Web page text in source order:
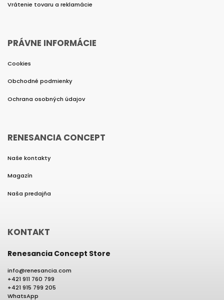
Vrátenie tovaru a reklamácie
PRÁVNE INFORMÁCIE
Cookies
Obchodné podmienky
Ochrana osobných údajov
RENESANCIA CONCEPT
Naše kontakty
Magazín
Naša predajňa
KONTAKT
Renesancia Concept Store
info@renesancia.com
+421 911 760 799
+421 915 799 205
WhatsApp